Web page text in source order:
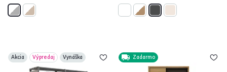
Akcia Výpredaj Vynáška Zadarmo